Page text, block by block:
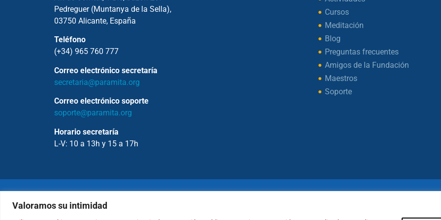
Valoramos su intimidad
Pedreguer (Muntanya de la Sella),
03750 Alicante, España
Teléfono
(+34) 965 760 777
Correo electrónico secretaría
secretaria@paramita.org
Correo electrónico soporte
soporte@paramita.org
Horario secretaría
L-V: 10 a 13h y 15 a 17h
Cursos
Meditación
Blog
Preguntas frecuentes
Amigos de la Fundación
Maestros
Soporte